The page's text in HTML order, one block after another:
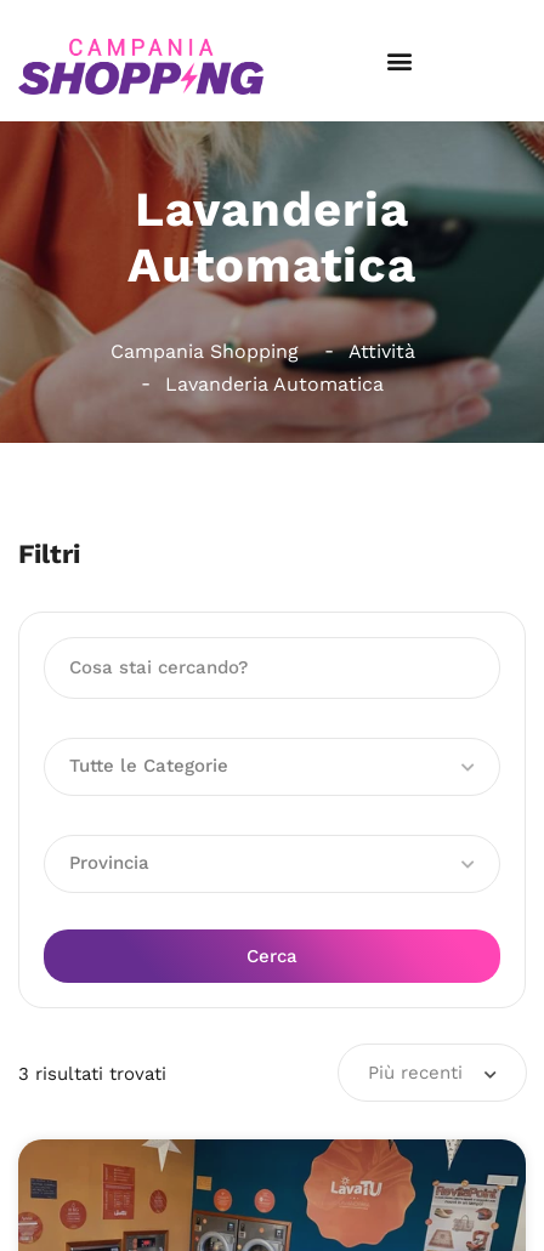
Lavanderia
Automatica
Campania Shopping
Attività
Lavanderia Automatica
Filtri
Tutte le Categorie
Provincia
Cerca
3 risultati trovati Più recenti